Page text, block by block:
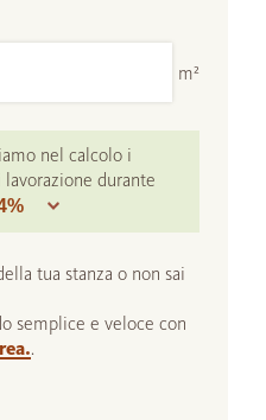
m²
nel calcolo i
durante
tua stanza o non sai
semplice e veloce con
.